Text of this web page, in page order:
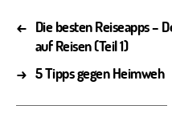
← Die besten Reiseapps –
auf Reisen (Teil 1)
→ 5 Tipps gegen Heimweh